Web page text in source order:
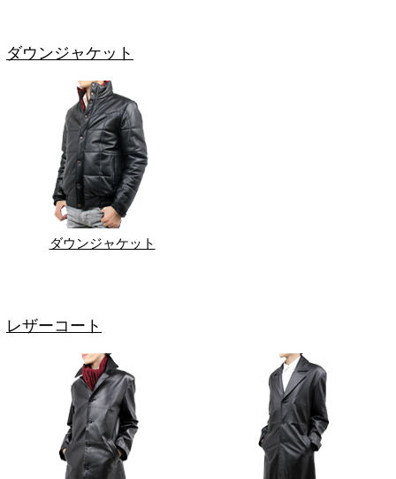
ダウンジャケット
ダウンジャケット
レザーコート